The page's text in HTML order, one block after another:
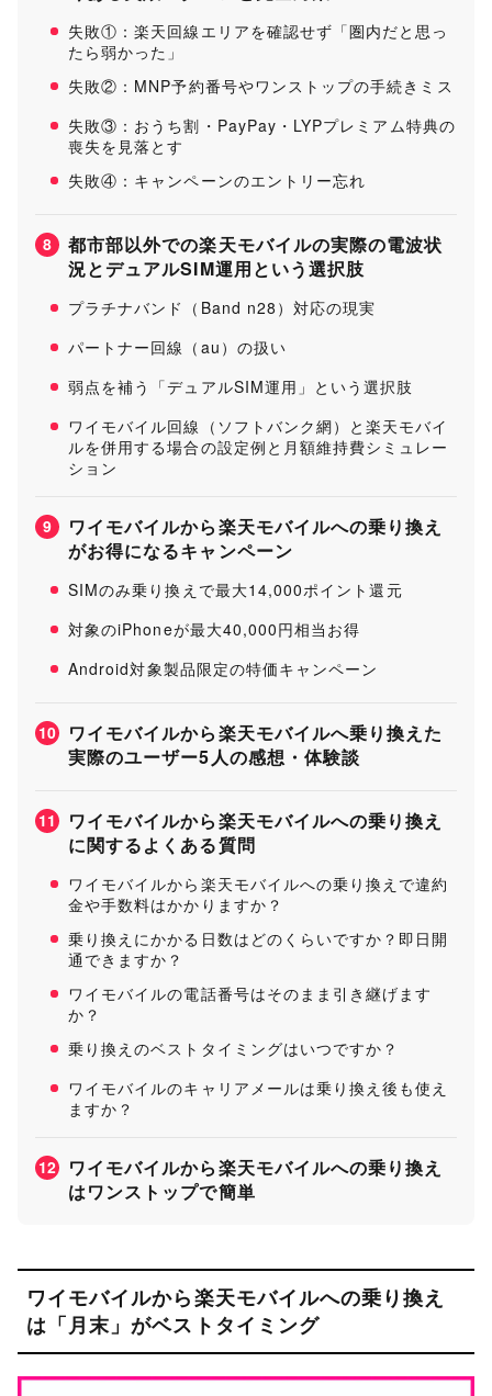
失敗①：楽天回線エリアを確認せず「圏内だと思っ
たら弱かった」
失敗②：MNP予約番号やワンストップの手続きミス
失敗③：おうち割・PayPay・LYPプレミアム特典の
喪失を見落とす
失敗④：キャンペーンのエントリー忘れ
8
都市部以外での楽天モバイルの実際の電波状
況とデュアルSIM運用という選択肢
プラチナバンド（Band n28）対応の現実
パートナー回線（au）の扱い
弱点を補う「デュアルSIM運用」という選択肢
ワイモバイル回線（ソフトバンク網）と楽天モバイ
ルを併用する場合の設定例と月額維持費シミュレー
ション
9
ワイモバイルから楽天モバイルへの乗り換え
がお得になるキャンペーン
SIMのみ乗り換えで最大14,000ポイント還元
対象のiPhoneが最大40,000円相当お得
Android対象製品限定の特価キャンペーン
10
ワイモバイルから楽天モバイルへ乗り換えた
実際のユーザー5人の感想・体験談
11
ワイモバイルから楽天モバイルへの乗り換え
に関するよくある質問
ワイモバイルから楽天モバイルへの乗り換えで違約
金や手数料はかかりますか？
乗り換えにかかる日数はどのくらいですか？即日開
通できますか？
ワイモバイルの電話番号はそのまま引き継げます
か？
乗り換えのベストタイミングはいつですか？
ワイモバイルのキャリアメールは乗り換え後も使え
ますか？
12
ワイモバイルから楽天モバイルへの乗り換え
はワンストップで簡単
ワイモバイルから楽天モバイルへの乗り換え
は「月末」がベストタイミング